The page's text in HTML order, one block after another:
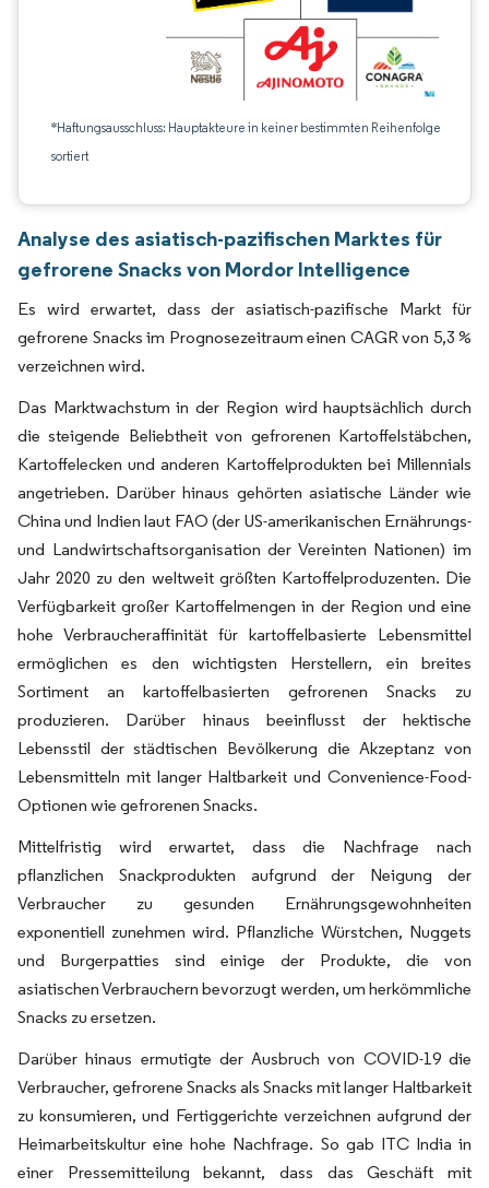
*Haftungsausschluss: Hauptakteure in keiner bestimmten Reihenfolge
sortiert
Analyse des asiatisch-pazifischen Marktes für
gefrorene Snacks von Mordor Intelligence
Es wird erwartet, dass der asiatisch-pazifische Markt für
gefrorene Snacks im Prognosezeitraum einen CAGR von 5,3 %
verzeichnen wird.
Das Marktwachstum in der Region wird hauptsächlich durch
die steigende Beliebtheit von gefrorenen Kartoffelstäbchen,
Kartoffelecken und anderen Kartoffelprodukten bei Millennials
angetrieben. Darüber hinaus gehörten asiatische Länder wie
China und Indien laut FAO (der US-amerikanischen Ernährungs-
und Landwirtschaftsorganisation der Vereinten Nationen) im
Jahr 2020 zu den weltweit größten Kartoffelproduzenten. Die
Verfügbarkeit großer Kartoffelmengen in der Region und eine
hohe Verbraucheraffinität für kartoffelbasierte Lebensmittel
ermöglichen es den wichtigsten Herstellern, ein breites
Sortiment an kartoffelbasierten gefrorenen Snacks zu
produzieren. Darüber hinaus beeinflusst der hektische
Lebensstil der städtischen Bevölkerung die Akzeptanz von
Lebensmitteln mit langer Haltbarkeit und Convenience-Food-
Optionen wie gefrorenen Snacks.
Mittelfristig wird erwartet, dass die Nachfrage nach
pflanzlichen Snackprodukten aufgrund der Neigung der
Verbraucher zu gesunden Ernährungsgewohnheiten
exponentiell zunehmen wird. Pflanzliche Würstchen, Nuggets
und Burgerpatties sind einige der Produkte, die von
asiatischen Verbrauchern bevorzugt werden, um herkömmliche
Snacks zu ersetzen.
Darüber hinaus ermutigte der Ausbruch von COVID-19 die
Verbraucher, gefrorene Snacks als Snacks mit langer Haltbarkeit
zu konsumieren, und Fertiggerichte verzeichnen aufgrund der
Heimarbeitskultur eine hohe Nachfrage. So gab ITC India in
einer Pressemitteilung bekannt, dass das Geschäft mit